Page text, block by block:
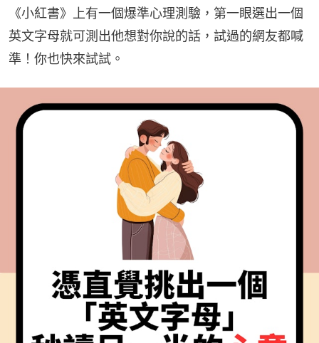
《小紅書》上有一個爆準心理測驗，第一眼選出一個
英文字母就可測出他想對你說的話，試過的網友都喊
準！你也快來試試。